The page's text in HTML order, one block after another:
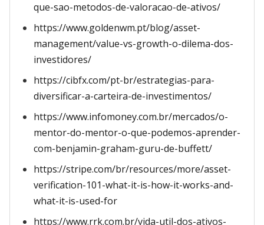
que-sao-metodos-de-valoracao-de-ativos/
https://www.goldenwm.pt/blog/asset-
management/value-vs-growth-o-dilema-dos-
investidores/
https://cibfx.com/pt-br/estrategias-para-
diversificar-a-carteira-de-investimentos/
https://www.infomoney.com.br/mercados/o-
mentor-do-mentor-o-que-podemos-aprender-
com-benjamin-graham-guru-de-buffett/
https://stripe.com/br/resources/more/asset-
verification-101-what-it-is-how-it-works-and-
what-it-is-used-for
https://www.rrk.com.br/vida-util-dos-ativos-